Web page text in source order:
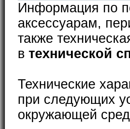
Информация по
аксессуарам,
также
в технической
Технические
при следующих
окружающей